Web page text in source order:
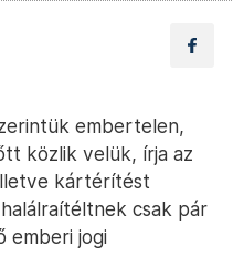
embertelen,
közlik velük, írja az
kártérítést
csak pár
emberi jogi